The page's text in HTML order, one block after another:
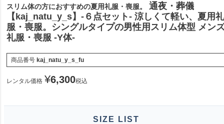
スリム体の方におすすめの夏用礼服・喪服。
通夜・葬儀
【kaj_natu_y_s】-６点セット- 涼しくて軽い、夏用
服・喪服。シングルタイプの男性用スリム体型 メン
礼服・喪服 -Y体-
商品番号 kaj_natu_y_s_fu
レンタル価格 ¥6,300税込
SIZE LIST